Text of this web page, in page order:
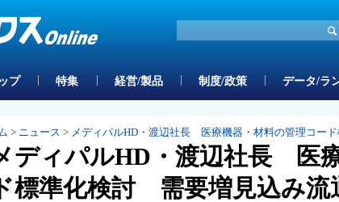
プ 特集 経営/製品 制度/政策 データ/ラ
> ニュース > メディパルHD・渡辺社長 医療機器・材料の管理コー
ディパルHD・渡辺社長 医
標準化検討 需要増見込み流